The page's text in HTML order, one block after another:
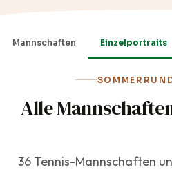
Mannschaften Einzelportraits
Alle
36 Tennis-Mannschaften